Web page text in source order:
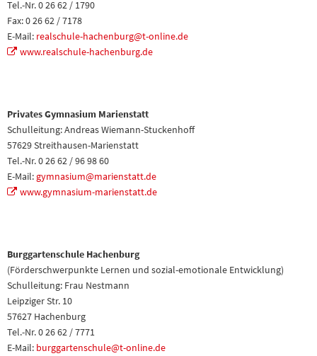
Tel.-Nr. 0 26 62 / 1790
Fax: 0 26 62 / 7178
E-Mail: realschule-hachenburg@t-online.de
www.realschule-hachenburg.de
Privates Gymnasium Marienstatt
Schulleitung: Andreas Wiemann-Stuckenhoff
57629 Streithausen-Marienstatt
Tel.-Nr. 0 26 62 / 96 98 60
E-Mail: gymnasium@marienstatt.de
www.gymnasium-marienstatt.de
Burggartenschule Hachenburg
(Förderschwerpunkte Lernen und sozial-emotionale Entwicklung)
Schulleitung: Frau Nestmann
Leipziger Str. 10
57627 Hachenburg
Tel.-Nr. 0 26 62 / 7771
E-Mail: burggartenschule@t-online.de